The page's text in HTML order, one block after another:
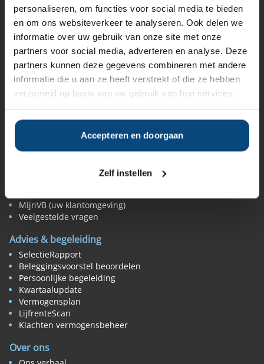
personaliseren, om functies voor social media te bieden
en om ons websiteverkeer te analyseren. Ook delen we
informatie over uw gebruik van onze site met onze
partners voor social media, adverteren en analyse. Deze
partners kunnen deze gegevens combineren met andere
informatie die u aan ze heeft verstrekt of die ze hebben
verzameld op basis van uw gebruik van hun services.
Accepteren en doorgaan
Zelf instellen
Private banks
Vermogensbeheerders per regio
Zelfstandige vermogensbeheerders
Online vermogensbeheerders
Algemene banken
Niet meer actieve beheerders
Toezicht
Belangenverenigingen
Vermogensbeheer nieuws
Beoordelen & vergelijken
Rendement vermogensbeheerders
MijnVB (uw klantomgeving)
Veelgestelde vragen
Advies & begeleiding
SelectieRapport
Beleggingsvoorstel beoordelen
Persoonlijke begeleiding
Kwartaalupdate
Vermogensplan
LijfrenteScan
Klachten vermogensbeheer
Over ons